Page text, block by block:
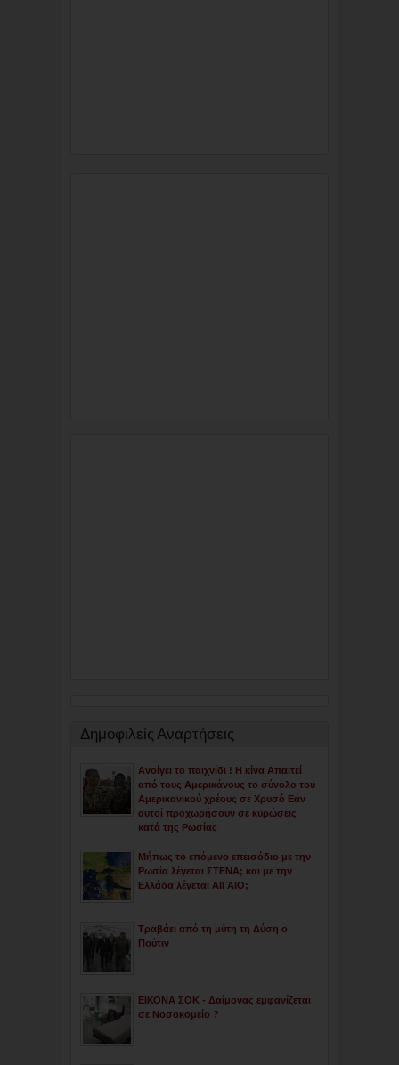
Δημοφιλείς Αναρτήσεις
Ανοίγει το παιχνίδι ! Η κίνα Απαιτεί
από τους Αμερικάνους το σύνολο του
Αμερικανικού χρέους σε Χρυσό Εάν
αυτοί προχωρήσουν σε κυρώσεις
κατά της Ρωσίας
Μήπως το επόμενο επεισόδιο με την
Ρωσία λέγεται ΣΤΕΝΑ; και με την
Ελλάδα λέγεται ΑΙΓΑΙΟ;
Τραβάει από τη μύτη τη Δύση ο
Πούτιν
ΕΙΚΟΝΑ ΣΟΚ - Δαίμονας εμφανίζεται
σε Νοσοκομείο ?